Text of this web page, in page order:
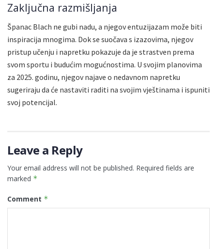
Zaključna razmišljanja
Španac Blach ne gubi nadu, a njegov entuzijazam može biti
inspiracija mnogima. Dok se suočava s izazovima, njegov
pristup učenju i napretku pokazuje da je strastven prema
svom sportu i budućim mogućnostima. U svojim planovima
za 2025. godinu, njegov najave o nedavnom napretku
sugeriraju da će nastaviti raditi na svojim vještinama i ispuniti
svoj potencijal.
Leave a Reply
Your email address will not be published. Required fields are
marked *
Comment *